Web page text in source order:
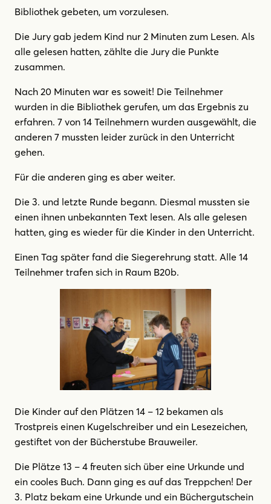
Bibliothek gebeten, um vorzulesen.
Die Jury gab jedem Kind nur 2 Minuten zum Lesen. Als
alle gelesen hatten, zählte die Jury die Punkte
zusammen.
Nach 20 Minuten war es soweit! Die Teilnehmer
wurden in die Bibliothek gerufen, um das Ergebnis zu
erfahren. 7 von 14 Teilnehmern wurden ausgewählt, die
anderen 7 mussten leider zurück in den Unterricht
gehen.
Für die anderen ging es aber weiter.
Die 3. und letzte Runde begann. Diesmal mussten sie
einen ihnen unbekannten Text lesen. Als alle gelesen
hatten, ging es wieder für die Kinder in den Unterricht.
Einen Tag später fand die Siegerehrung statt. Alle 14
Teilnehmer trafen sich in Raum B20b.
Die Kinder auf den Plätzen 14 – 12 bekamen als
Trostpreis einen Kugelschreiber und ein Lesezeichen,
gestiftet von der Bücherstube Brauweiler.
Die Plätze 13 – 4 freuten sich über eine Urkunde und
ein cooles Buch. Dann ging es auf das Treppchen! Der
3. Platz bekam eine Urkunde und ein Büchergutschein